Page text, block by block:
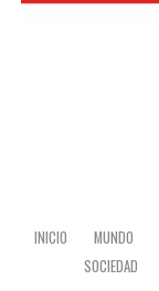
INICIO MUNDO
SOCIEDAD